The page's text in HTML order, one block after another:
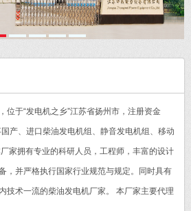
位于“发电机之乡”江苏省扬州市，注册资金
产、进口柴油发电机组、静音发电机组、移动
家拥有专业的科研人员，工程师，丰富的设计
，并严格执行国家行业规范与规定。同时具有
技术一流的柴油发电机厂家。 本厂家主要代理